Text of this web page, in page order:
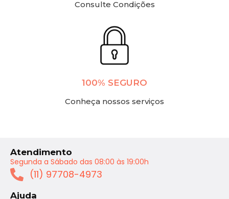
Consulte Condições
100% SEGURO
Conheça nossos serviços
Atendimento
Segunda a Sábado das 08:00 às 19:00h
(11) 97708-4973
Ajuda